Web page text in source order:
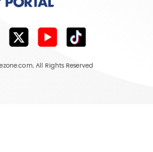
, All Rights Reserved